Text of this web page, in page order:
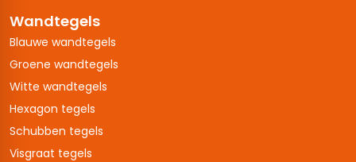
Wandtegels
Blauwe wandtegels
Groene wandtegels
Witte wandtegels
Hexagon tegels
Schubben tegels
Visgraat tegels